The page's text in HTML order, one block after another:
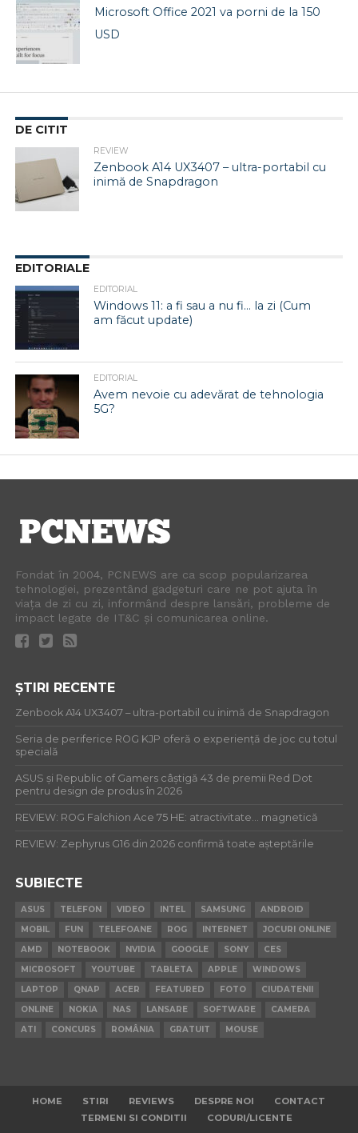
Microsoft Office 2021 va porni de la 150
USD
DE CITIT
REVIEW
Zenbook A14 UX3407 – ultra-portabil cu
inimă de Snapdragon
EDITORIALE
EDITORIAL
Windows 11: a fi sau a nu fi… la zi (Cum
am făcut update)
EDITORIAL
Avem nevoie cu adevărat de tehnologia
5G?
Fondat în 2004, PCNEWS are ca scop popularizarea
tehnologiei, prezentând gadgeturi care ne pot ajuta în
viața de zi cu zi, informând despre lansări, probleme de
impact legate de IT&C și comunicarea online.
ȘTIRI RECENTE
Zenbook A14 UX3407 – ultra-portabil cu inimă de Snapdragon
Seria de periferice ROG KJP oferă o experiență de joc cu totul
specială
ASUS și Republic of Gamers câștigă 43 de premii Red Dot
pentru design de produs în 2026
REVIEW: ROG Falchion Ace 75 HE: atractivitate… magnetică
REVIEW: Zephyrus G16 din 2026 confirmă toate așteptările
SUBIECTE
ASUS TELEFON VIDEO INTEL SAMSUNG
ANDROID
MOBIL
FUN TELEFOANE ROG INTERNET
JOCURI ONLINE
AMD
NOTEBOOK NVIDIA GOOGLE SONY
CES
MICROSOFT
YOUTUBE TABLETA APPLE
WINDOWS
LAPTOP
QNAP ACER FEATURED FOTO
CIUDATENII
ONLINE
NOKIA NAS LANSARE SOFTWARE
CAMERA
ATI
CONCURS ROMÂNIA GRATUIT MOUSE
HOME STIRI REVIEWS DESPRE NOI
CONTACT
TERMENI SI CONDITII
CODURI/LICENTE